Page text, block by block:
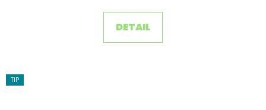
DETAIL
TIP